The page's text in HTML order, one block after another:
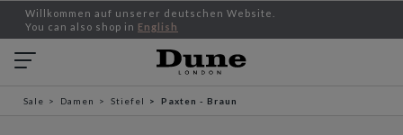
Willkommen auf unserer deutschen Website.
You can also shop in English
Sale Damen Stiefel Paxten - Braun